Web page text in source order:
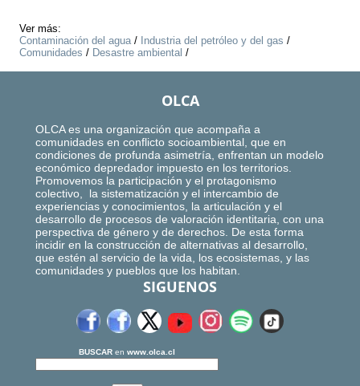
Ver más:
Contaminación del agua/ Industria del petróleo y del gas /
Comunidades / Desastre ambiental /
OLCA
OLCA es una organización que acompaña a
comunidades en conflicto socioambiental, que en
condiciones de profunda asimetría, enfrentan un modelo
económico depredador impuesto en los territorios.
Promovemos la participación y el protagonismo
colectivo, la sistematización y el intercambio de
experiencias y conocimientos, la articulación y el
desarrollo de procesos de valoración identitaria, con una
perspectiva de género y de derechos. De esta forma
incidir en la construcción de alternativas al desarrollo,
que estén al servicio de la vida, los ecosistemas, y las
comunidades y pueblos que los habitan.
SIGUENOS
BUSCAR en www.olca.cl